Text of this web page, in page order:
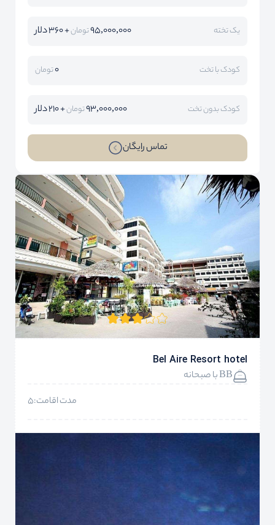
یک تخته 95,000,000تومان+ 360 دلار
کودک با تخت 0تومان
کودک بدون تخت 93,000,000تومان+ 210 دلار
تماس رایگان
Bel Aire Resort hotel
BB با صبحانه
مدت اقامت:5